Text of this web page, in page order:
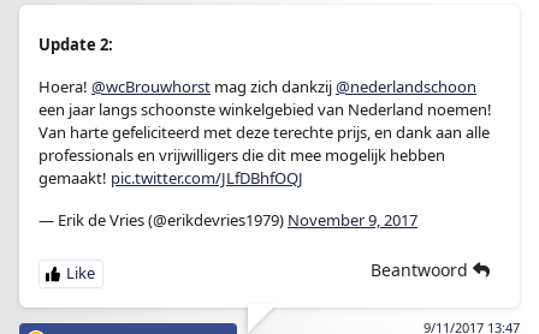
Update 2:
Hoera! @wcBrouwhorst mag zich dankzij@nederlandschoon
een jaar langs schoonste winkelgebied van Nederland noemen!
Van harte gefeliciteerd met deze terechte prijs, en dank aan alle
professionals en vrijwilligers die dit mee mogelijk hebben
gemaakt! pic.twitter.com/JLfDBhfOQJ
— Erik de Vries (@erikdevries1979) November 9, 2017
Beantwoord
9/11/2017 13:47